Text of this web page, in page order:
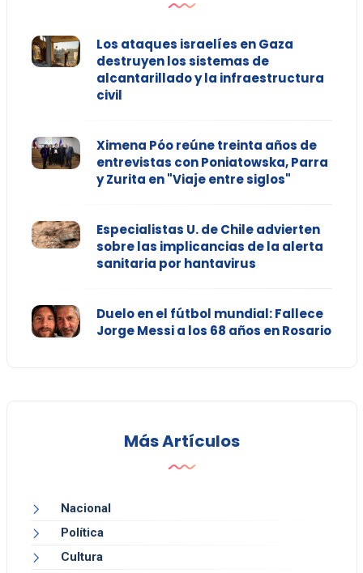
Los ataques israelíes en Gaza
destruyen los sistemas de
alcantarillado y la infraestructura
civil
Ximena Póo reúne treinta años de
entrevistas con Poniatowska, Parra
y Zurita en "Viaje entre siglos"
Especialistas U. de Chile advierten
sobre las implicancias de la alerta
sanitaria por hantavirus
Duelo en el fútbol mundial: Fallece
Jorge Messi a los 68 años en Rosario
Más Artículos
Nacional
Política
Cultura